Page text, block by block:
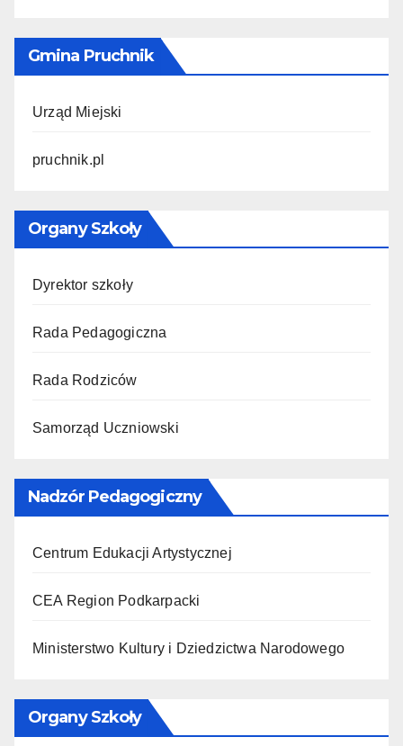
Gmina Pruchnik
Urząd Miejski
pruchnik.pl
Organy Szkoły
Dyrektor szkoły
Rada Pedagogiczna
Rada Rodziców
Samorząd Uczniowski
Nadzór Pedagogiczny
Centrum Edukacji Artystycznej
CEA Region Podkarpacki
Ministerstwo Kultury i Dziedzictwa Narodowego
Organy Szkoły